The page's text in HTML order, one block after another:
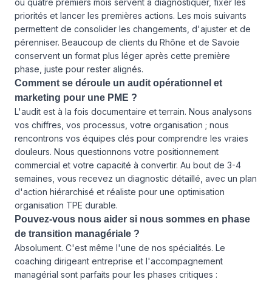
ou quatre premiers mois servent à diagnostiquer, fixer les
priorités et lancer les premières actions. Les mois suivants
permettent de consolider les changements, d'ajuster et de
pérenniser. Beaucoup de clients du Rhône et de Savoie
conservent un format plus léger après cette première
phase, juste pour rester alignés.
Comment se déroule un audit opérationnel et
marketing pour une PME ?
L'audit est à la fois documentaire et terrain. Nous analysons
vos chiffres, vos processus, votre organisation ; nous
rencontrons vos équipes clés pour comprendre les vraies
douleurs. Nous questionnons votre positionnement
commercial et votre capacité à convertir. Au bout de 3-4
semaines, vous recevez un diagnostic détaillé, avec un plan
d'action hiérarchisé et réaliste pour une optimisation
organisation TPE durable.
Pouvez-vous nous aider si nous sommes en phase
de transition managériale ?
Absolument. C'est même l'une de nos spécialités. Le
coaching dirigeant entreprise et l'accompagnement
managérial sont parfaits pour les phases critiques :